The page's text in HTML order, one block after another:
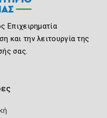
Επιχειρηματία
και την λειτουργία της
σας.